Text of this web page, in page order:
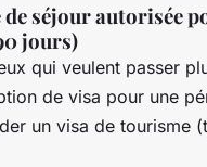
de séjour autorisée
jours)
qui veulent passer
de visa pour une
un visa de tourisme